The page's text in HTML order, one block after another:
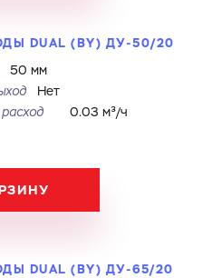
DUAL (BY) ДУ-50/20
50 мм
Нет
0.03 м³/ч
DUAL (BY) ДУ-65/20